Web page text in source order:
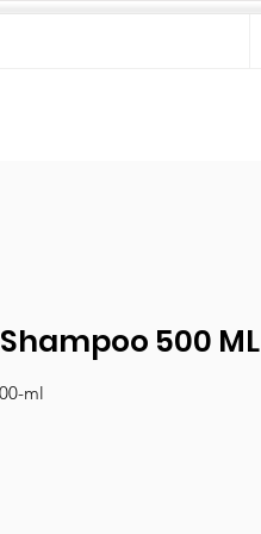
500 ML
ml